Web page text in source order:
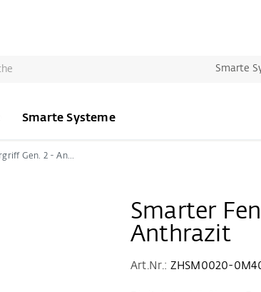
Smarte
Smarte Systeme
Smarter Fenstergriff Gen. 2 - Anthrazit
Smarter
Anthrazit
Art.Nr.: ZHSM0020-